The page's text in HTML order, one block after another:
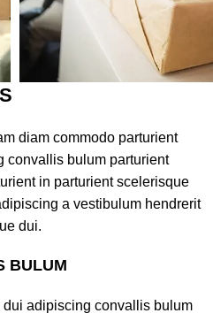
diam commodo parturient
convallis bulum parturient
in parturient scelerisque
a vestibulum hendrerit
dui.
BULUM
adipiscing convallis bulum